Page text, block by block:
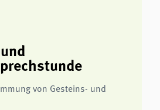
von Gesteins- und